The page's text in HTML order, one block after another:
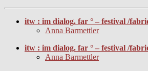
itw : im dialog. far ° – festival /
Anna Barmettler
itw : im dialog. far ° – festival /
Anna Barmettler